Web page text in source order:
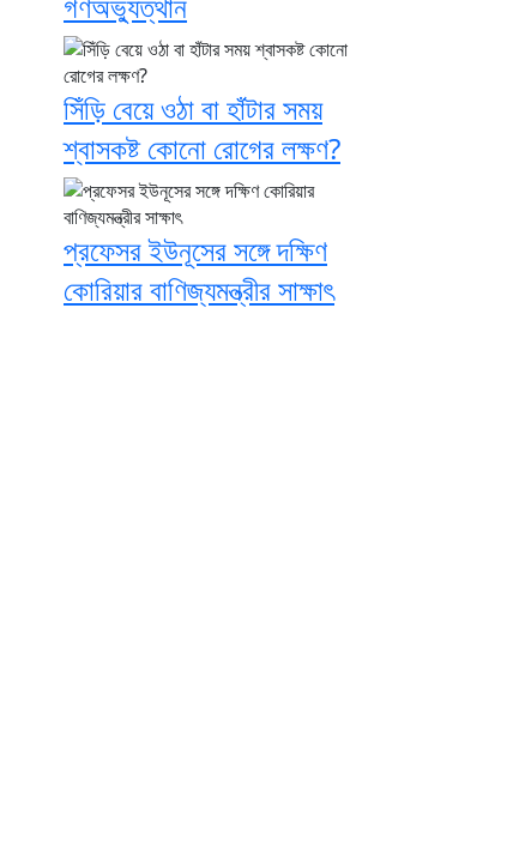
সিঁড়ি বেয়ে ওঠা বা হাঁটার সময়
শ্বাসকষ্ট কোনো রোগের লক্ষণ?
প্রফেসর ইউনূসের সঙ্গে দক্ষিণ
কোরিয়ার বাণিজ্যমন্ত্রীর সাক্ষাৎ